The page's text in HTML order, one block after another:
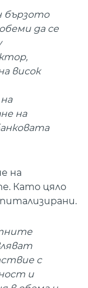
бързото
да се
висок
на
на
Като цяло
с
и